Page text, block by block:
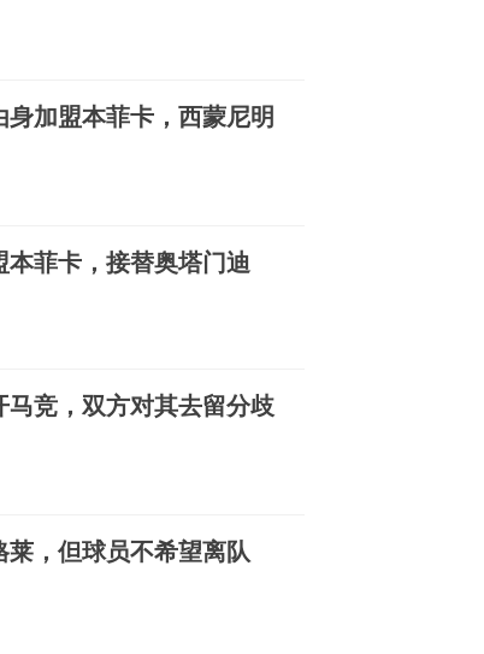
加盟本菲卡，西蒙尼明
菲卡，接替奥塔门迪
竞，双方对其去留分歧
，但球员不希望离队